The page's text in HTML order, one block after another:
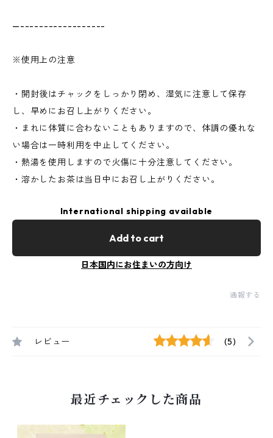
—------------------
※使用上の注意
・開封後はチャックをしっかり閉め、湿気に注意して保存
し、早めにお召し上がりください。
・まれに体質に合わないこともありますので、体調の優れな
い場合は一時利用を中止してください。
・熱湯を使用しますので火傷に十分注意してください。
・溶かしたお茶は当日中にお召し上がりください。
International shipping available
Add to cart
日本国内にお住まいの方向け
通報する
レビュー (5)
最近チェックした商品